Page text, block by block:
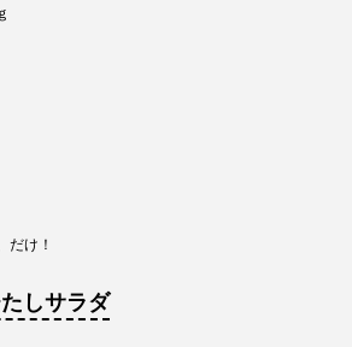
だけ！
しサラダ